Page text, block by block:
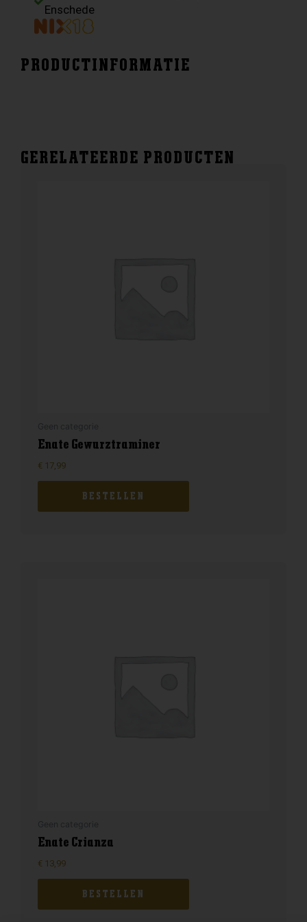
aantalEnschede
PRODUCTINFORMATIE
GERELATEERDE PRODUCTEN
Enate Gewurztraminer
€ 17,99
BESTELLEN
Enate Crianza
€ 13,99
BESTELLEN